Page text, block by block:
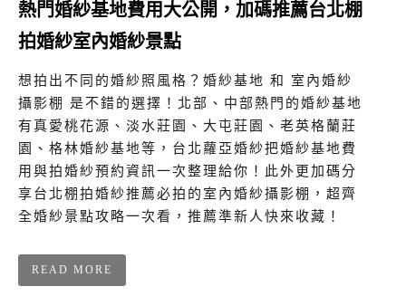
熱門婚紗基地費用大公開，加碼推薦台北棚
拍婚紗室內婚紗景點
想拍出不同的婚紗照風格？婚紗基地 和 室內婚紗
攝影棚 是不錯的選擇！北部、中部熱門的婚紗基地
有真愛桃花源、淡水莊園、大屯莊園、老英格蘭莊
園、格林婚紗基地等，台北蘿亞婚紗把婚紗基地費
用與拍婚紗預約資訊一次整理給你！此外更加碼分
享台北棚拍婚紗推薦必拍的室內婚紗攝影棚，超齊
全婚紗景點攻略一次看，推薦準新人快來收藏！
READ MORE